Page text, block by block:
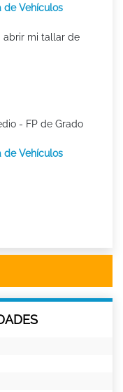
de Vehículos
abrir mi tallar de
- FP de Grado
de Vehículos